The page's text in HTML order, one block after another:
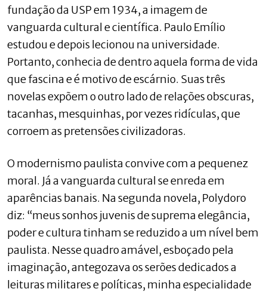
fundação da USP em 1934, a imagem de
vanguarda cultural e científica. Paulo Emílio
estudou e depois lecionou na universidade.
Portanto, conhecia de dentro aquela forma de vida
que fascina e é motivo de escárnio. Suas três
novelas expõem o outro lado de relações obscuras,
tacanhas, mesquinhas, por vezes ridículas, que
corroem as pretensões civilizadoras.
O modernismo paulista convive com a pequenez
moral. Já a vanguarda cultural se enreda em
aparências banais. Na segunda novela, Polydoro
diz: “meus sonhos juvenis de suprema elegância,
poder e cultura tinham se reduzido a um nível bem
paulista. Nesse quadro amável, esboçado pela
imaginação, antegozava os serões dedicados a
leituras militares e políticas, minha especialidade